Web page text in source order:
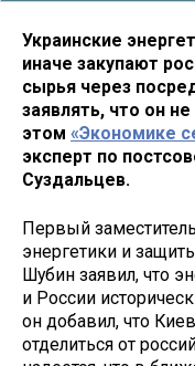
Украинские
иначе закупают
сырья через
заявлять, что он
этом «Экономике
эксперт по
Суздальцев.
Первый
энергетики и
Шубин заявил, что
и России
он добавил, что
отделиться от